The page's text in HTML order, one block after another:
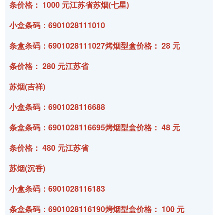
条价格： 1000 元江苏省苏烟(七星)
小盒条码：6901028111010
条盒条码：6901028111027烤烟型盒价格： 28 元
条价格： 280 元江苏省
苏烟(吉祥)
小盒条码：6901028116688
条盒条码：6901028116695烤烟型盒价格： 48 元
条价格： 480 元江苏省
苏烟(沉香)
小盒条码：6901028116183
条盒条码：6901028116190烤烟型盒价格： 100 元